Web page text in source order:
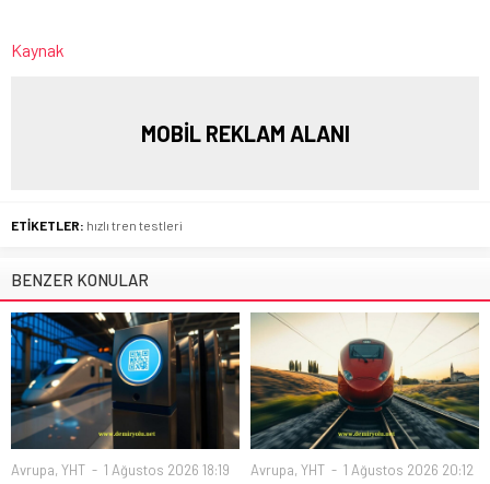
Kaynak
MOBİL REKLAM ALANI
ETİKETLER: hızlı tren testleri
BENZER KONULAR
Avrupa, YHT 1 Ağustos 2026 18:19 Avrupa, YHT 1 Ağustos 2026 20:12